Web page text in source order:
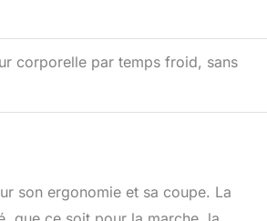
corporelle par temps froid, sans
son ergonomie et sa coupe. La